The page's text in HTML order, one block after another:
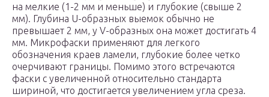
на мелкие (1-2 мм и меньше) и глубокие (свыше 2
мм). Глубина U-образных выемок обычно не
превышает 2 мм, у V-образных она может достигать 4
мм. Микрофаски применяют для легкого
обозначения краев ламели, глубокие более четко
очерчивают границы. Помимо этого встречаются
фаски с увеличенной относительно стандарта
шириной, что достигается увеличением угла среза.